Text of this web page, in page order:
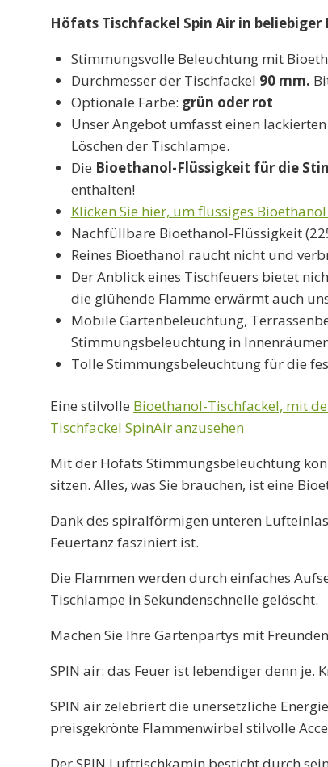
Höfats Tischfackel Spin Air in beliebiger
Stimmungsvolle Beleuchtung mit
Durchmesser der Tischfackel 90 mm.
Optionale Farbe: grün oder rot
Unser Angebot umfasst einen
Löschen der Tischlampe.
Die Bioethanol-Flüssigkeit für die
enthalten!
Klicken Sie hier, um flüssiges
Nachfüllbare Bioethanol-Flüssigkeit
Reines Bioethanol raucht nicht und
Der Anblick eines Tischfeuers bietet
die glühende Flamme erwärmt auch
Mobile Gartenbeleuchtung,
Stimmungsbeleuchtung in
Tolle Stimmungsbeleuchtung für die
Eine stilvolle Bioethanol-Tischfackel, mit
Tischfackel SpinAir anzusehen
Mit der Höfats Stimmungsbeleuchtung
sitzen. Alles, was Sie brauchen, ist eine
Dank des spiralförmigen unteren
Feuertanz fasziniert ist.
Die Flammen werden durch einfaches
Tischlampe in Sekundenschnelle gelöscht.
Machen Sie Ihre Gartenpartys mit
SPIN air: das Feuer ist lebendiger denn je.
SPIN air zelebriert die unersetzliche
preisgekrönte Flammenwirbel stilvolle